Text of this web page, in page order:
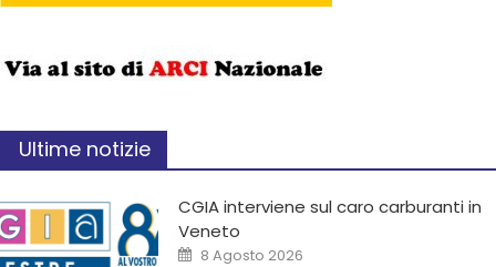
Ultime notizie
CGIA interviene sul caro carburanti in
Veneto
8 Agosto 2026